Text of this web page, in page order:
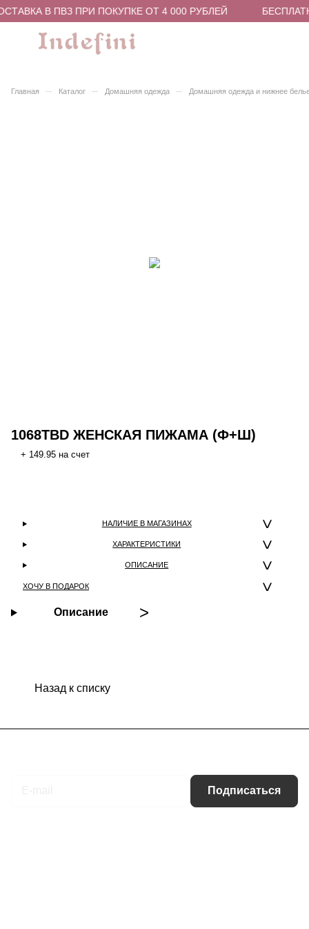
В ПВЗ ПРИ ПОКУПКЕ ОТ 4 000 РУБЛЕЙ
Главная – Каталог – Домашняя одежда – Домашняя одежда и нижнее
1068TBD ЖЕНСКАЯ ПИЖАМА (Ф+Ш)
+ 149.95 на счет
НАЛИЧИЕ В МАГАЗИНАХ
ХАРАКТЕРИСТИКИ
ОПИСАНИЕ
ХОЧУ В ПОДАРОК
Описание
Назад к списку
Подписаться